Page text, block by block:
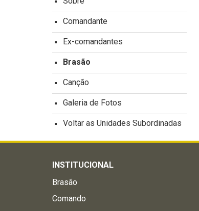
Comandante
Ex-comandantes
Brasão
Canção
Galeria de Fotos
Voltar as Unidades Subordinadas
INSTITUCIONAL
Brasão
Comando